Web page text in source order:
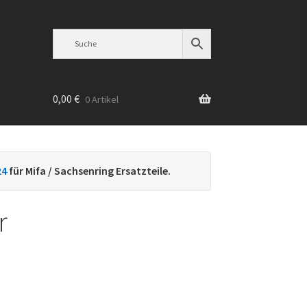
0,00 € 0 Artikel
für Mifa / Sachsenring Ersatzteile.